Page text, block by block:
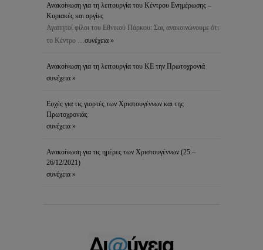
Ανακοίνωση για τη λειτουργία του Κέντρου Ενημέρωσης –
Κυριακές και αργίες
Αγαπητοί φίλοι του Εθνικού Πάρκου: Σας ανακοινώνουμε ότι
το Κέντρο …συνέχεια »
Ανακοίνωση για τη λειτουργία του ΚΕ την Πρωτοχρονιά
συνέχεια »
Ευχές για τις γιορτές των Χριστουγέννων και της
Πρωτοχρονιάς
συνέχεια »
Ανακοίνωση για τις ημέρες των Χριστουγέννων (25 –
26/12/2021)
συνέχεια »